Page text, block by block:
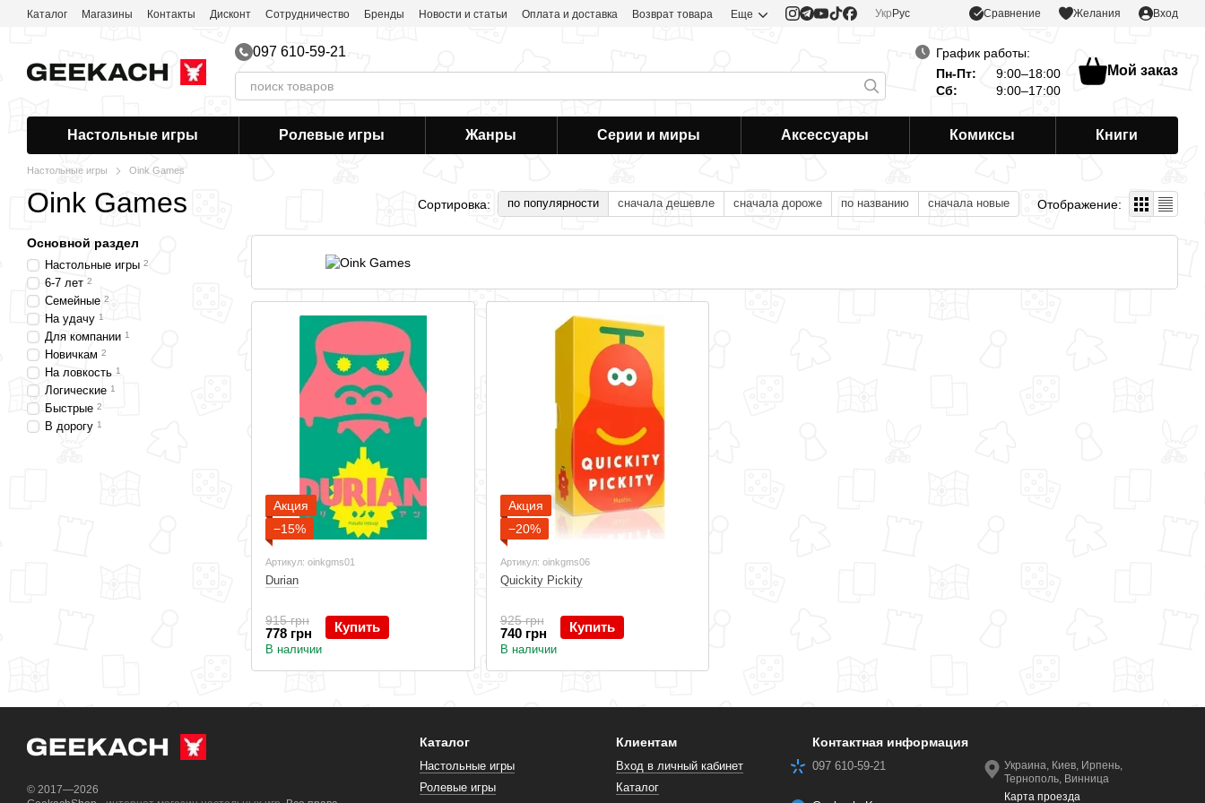
Перейти к основному контенту
Каталог Магазины Контакты Дисконт Сотрудничество Бренды Новости и статьи Оплата и доставка Возврат товара Еще Укр Рус Сравнение Желания Вход
097 610-59-21
График работы:
Пн-Пт:
9:00–18:00
Сб:
9:00–17:00
Мой заказ
Настольные игры Ролевые игры Жанры Серии и миры Аксессуары Комиксы Книги
Настольные игры Oink Games
Oink Games Сортировка: по популярности сначала дешевле сначала дороже по названию сначала новые Отображение:
Акция
−15%
Артикул: oinkgms01
Durian
915 грн
778 грн Купить
В наличии
Акция
−20%
Артикул: oinkgms06
Quickity Pickity
925 грн
740 грн Купить
В наличии
Основной раздел
Настольные игры 2
6-7 лет 2
Семейные 2
На удачу 1
Для компании 1
Новичкам 2
На ловкость 1
Логические 1
Быстрые 2
В дорогу 1
© 2017—2026
Каталог
Настольные игры
Ролевые игры
Клиентам
Вход в личный кабинет
Каталог
Контактная информация
097 610-59-21
Украина, Киев, Ирпень,
Тернополь, Винница
Карта проезда